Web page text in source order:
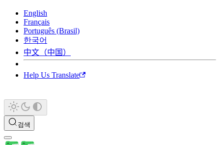
English
Français
Português (Brasil)
한국어
中文（中国）
Help Us Translate
검색